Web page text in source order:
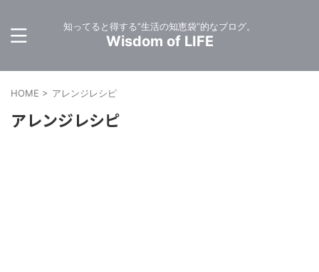
知ってると得する”生活の知恵袋”的なブログ。
Wisdom of LIFE
HOME > アレンジレシピ
アレンジレシピ